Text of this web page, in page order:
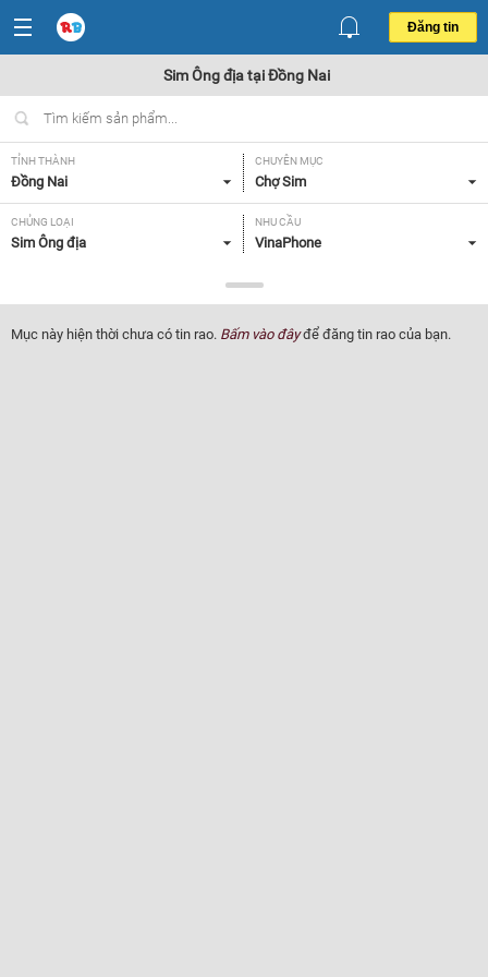
Đăng tin
Sim Ông địa tại Đồng Nai
TỈNH THÀNH
Đồng Nai
CHUYÊN MỤC
Chợ Sim
CHỦNG LOẠI
Sim Ông địa
NHU CẦU
VinaPhone
Tất cả
Mục này hiện thời chưa có tin rao. Bấm vào đâyđể đăng tin rao của bạn.